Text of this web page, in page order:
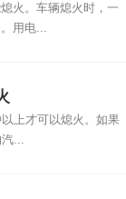
火。车辆熄火时，一
用电...
上才可以熄火。如果
...